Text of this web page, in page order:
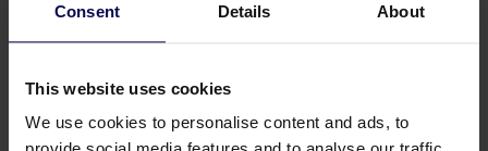
Consent Details About
This website uses cookies
We use cookies to personalise content and ads, to